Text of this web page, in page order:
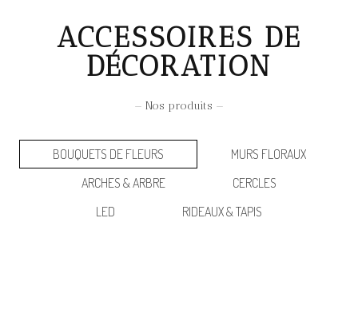
ACCESSOIRES DE
DÉCORATION
— Nos produits —
BOUQUETS DE FLEURS
MURS FLORAUX
ARCHES & ARBRE
CERCLES
LED
RIDEAUX & TAPIS